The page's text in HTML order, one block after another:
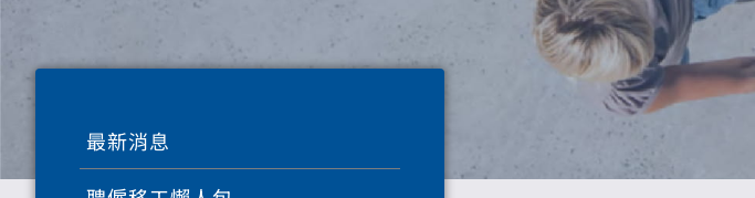
最新消息